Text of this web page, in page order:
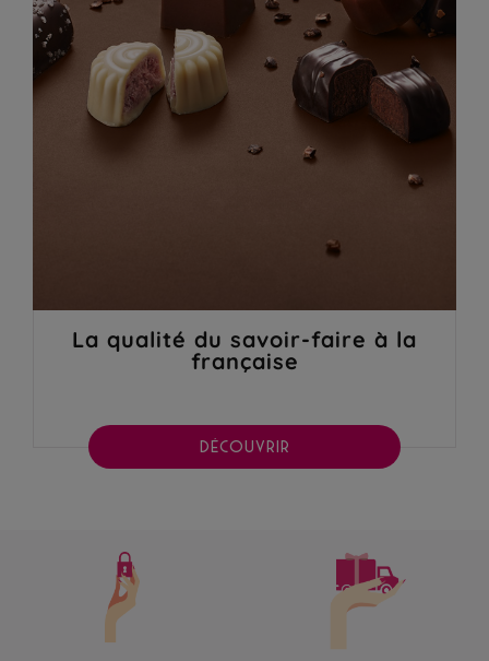
La qualité du savoir-faire à la
française
DÉCOUVRIR